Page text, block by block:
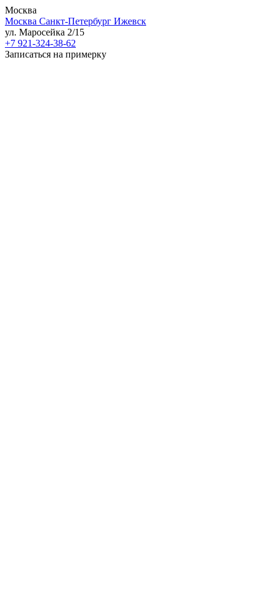
Москва
Москва Санкт-Петербург Ижевск
ул. Маросейка 2/15
+7 921-324-38-62
Записаться на примерку